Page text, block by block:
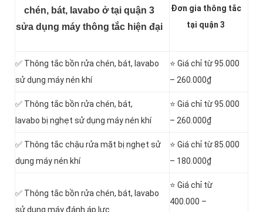
chén, bát, lavabo ở tại quận 3
sửa dụng máy thông tắc hiện đại
Đơn gia thông tắc
tại quận 3
✅ Thông tắc bồn rửa chén, bát, lavabo
sử dụng máy nén khí
⭐ Giá chỉ từ 95.000
– 260.000₫
✅ Thông tắc bồn rửa chén, bát,
lavabo bị nghẹt sử dụng máy nén khí
⭐ Giá chỉ từ 95.000
– 260.000₫
✅ Thông tắc chậu rửa mặt bị nghẹt sử
dụng máy nén khí
⭐ Giá chỉ từ 85.000
– 180.000₫
✅ Thông tắc bồn rửa chén, bát, lavabo
sử dụng máy đánh áp lực
⭐ Giá chỉ từ
400.000 –